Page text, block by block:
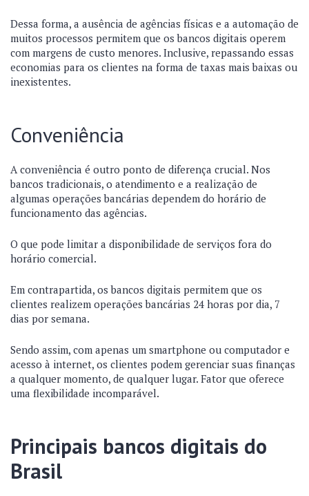
Dessa forma, a ausência de agências físicas e a automação de
muitos processos permitem que os bancos digitais operem
com margens de custo menores. Inclusive, repassando essas
economias para os clientes na forma de taxas mais baixas ou
inexistentes.
Conveniência
A conveniência é outro ponto de diferença crucial. Nos
bancos tradicionais, o atendimento e a realização de
algumas operações bancárias dependem do horário de
funcionamento das agências.
O que pode limitar a disponibilidade de serviços fora do
horário comercial.
Em contrapartida, os bancos digitais permitem que os
clientes realizem operações bancárias 24 horas por dia, 7
dias por semana.
Sendo assim, com apenas um smartphone ou computador e
acesso à internet, os clientes podem gerenciar suas finanças
a qualquer momento, de qualquer lugar. Fator que oferece
uma flexibilidade incomparável.
Principais bancos digitais do
Brasil